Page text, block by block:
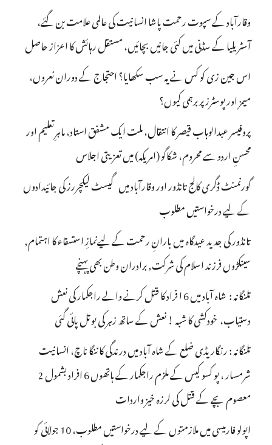
وقارآباد کے سپوت رحمت پاشا انسانیت کی عالمی علامت بن گئے،
آسٹریلیا کے سڈنی میں کئی جانیں بچائیں، مستقل رہائش کا اعزاز حاصل
اس جین زی کو کس نے یہ سب سکھایا؟ احتجاج کے دوران نعروں،
میمز اور پوسٹرز پر برہمی کیوں؟
پروفیسر عبدالوہاب قیصر کا انتقال، ملت ایک مشفق استاد، ماہرِتعلیم اور
محسنِ اردو سے محروم، شکاگو (امریکہ) میں تعزیتی اجلاس
گورنمنٹ ڈگری کالج تانڈور اور وقارآباد میں گیسٹ لیکچررز کی جائیدادوں
کے لیے درخواستیں مطلوب
تانڈور کی جدید عیدگاہ میں بارانِ رحمت کے لیےنمازِ استسقاء کا اہتمام,
سینکڑوں فرزند اسلام کی شرکت, برادران وطن بھی پہنچے
تلنگانہ : شاہ آباد میں 6 ا فراد کا قتل کرنے والے راجکمار کی نعش
دستیاب، خودکشی کا شبہ ! نعش کے ساتھ زہر کی بوتل پائی گئی
تلنگانہ : رنگاریڈی ضلع کے شاہ آباد میں درندگی کا ننگا ناچ، انسانیت
شرمسار ، پو کسو کیس کے ملزم راجکمار کے ہاتھوں 6 افراد بشمول 2
معصوم بچے کے قتل کی لرزہ خیز واردات
اپولو فارمیسی میں ملازمتوں کے لیے درخواستیں مطلوب، 10 جولائی کو